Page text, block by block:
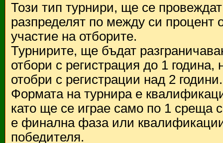
Този тип турнири, ще се
разпределят по между си процент
участие на отборите.
Турнирите, ще бъдат
отбори с регистрация до 1
отобри с регистрации над 2 години.
Формата на турнира е
като ще се играе само по 1 среща
е финална фаза или
победителя.